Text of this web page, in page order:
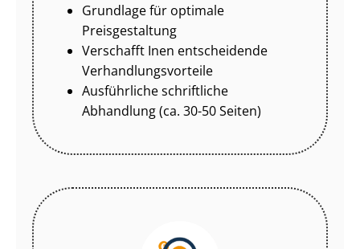
Grundlage für optimale
Preisgestaltung
Verschafft Inen entscheidende
Ver­hand­lungs­vor­tei­le
Ausführliche schriftliche
Abhandlung (ca. 30-50 Seiten)